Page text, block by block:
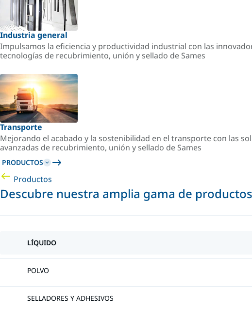
Industria general
Impulsamos la eficiencia y productividad industrial con las
tecnologías de recubrimiento, unión y sellado de Sames
Transporte
Mejorando el acabado y la sostenibilidad en el transporte con las
avanzadas de recubrimiento, unión y sellado de Sames
PRODUCTOS
Productos
Descubre nuestra amplia gama de
LÍQUIDO
POLVO
SELLADORES Y ADHESIVOS